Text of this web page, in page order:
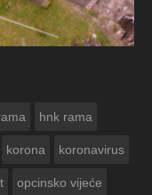
hnk rama
korona koronavirus
opcinsko vijeće